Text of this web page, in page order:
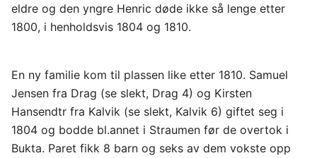
eldre og den yngre Henric døde ikke så lenge etter
1800, i henholdsvis 1804 og 1810.
En ny familie kom til plassen like etter 1810. Samuel
Jensen fra Drag (se slekt, Drag 4) og Kirsten
Hansendtr fra Kalvik (se slekt, Kalvik 6) giftet seg i
1804 og bodde bl.annet i Straumen før de overtok i
Bukta. Paret fikk 8 barn og seks av dem vokste opp